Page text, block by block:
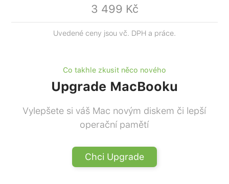
3 499 Kč
Uvedené ceny jsou vč. DPH a práce.
Co takhle zkusit něco nového
Upgrade MacBooku
Vylepšete si váš Mac novým diskem či lepší
operační pamětí
Chci Upgrade